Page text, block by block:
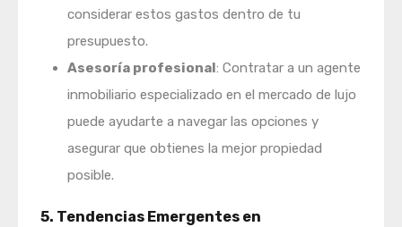
considerar estos gastos dentro de tu
presupuesto.
Asesoría profesional: Contratar a un agente
inmobiliario especializado en el mercado de lujo
puede ayudarte a navegar las opciones y
asegurar que obtienes la mejor propiedad
posible.
5. Tendencias Emergentes en